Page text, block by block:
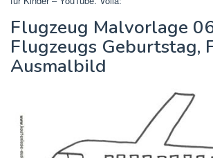
Flugzeug Malvorlage
Flugzeugs Geburtstag,
Ausmalbild